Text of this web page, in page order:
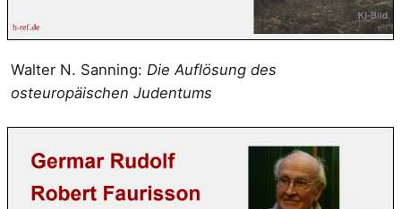
Walter N. Sanning:Die Auflösung des
osteuropäischen Judentums